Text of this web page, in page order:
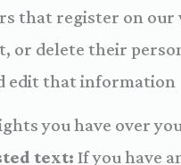
that register on
or delete their
edit that information.
you have over
text:If you have